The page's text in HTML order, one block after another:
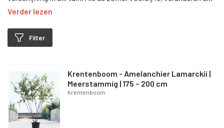
bladeren in prachtige rood, geel of bruine kleuren. Deze bomen
maten.
Verder lezen
Filter
Krentenboom - Amelanchier Lamarckii |
Meerstammig | 175 – 200 cm
Krentenboom